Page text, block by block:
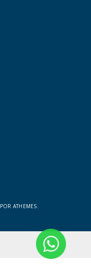
POR ATHEMES.